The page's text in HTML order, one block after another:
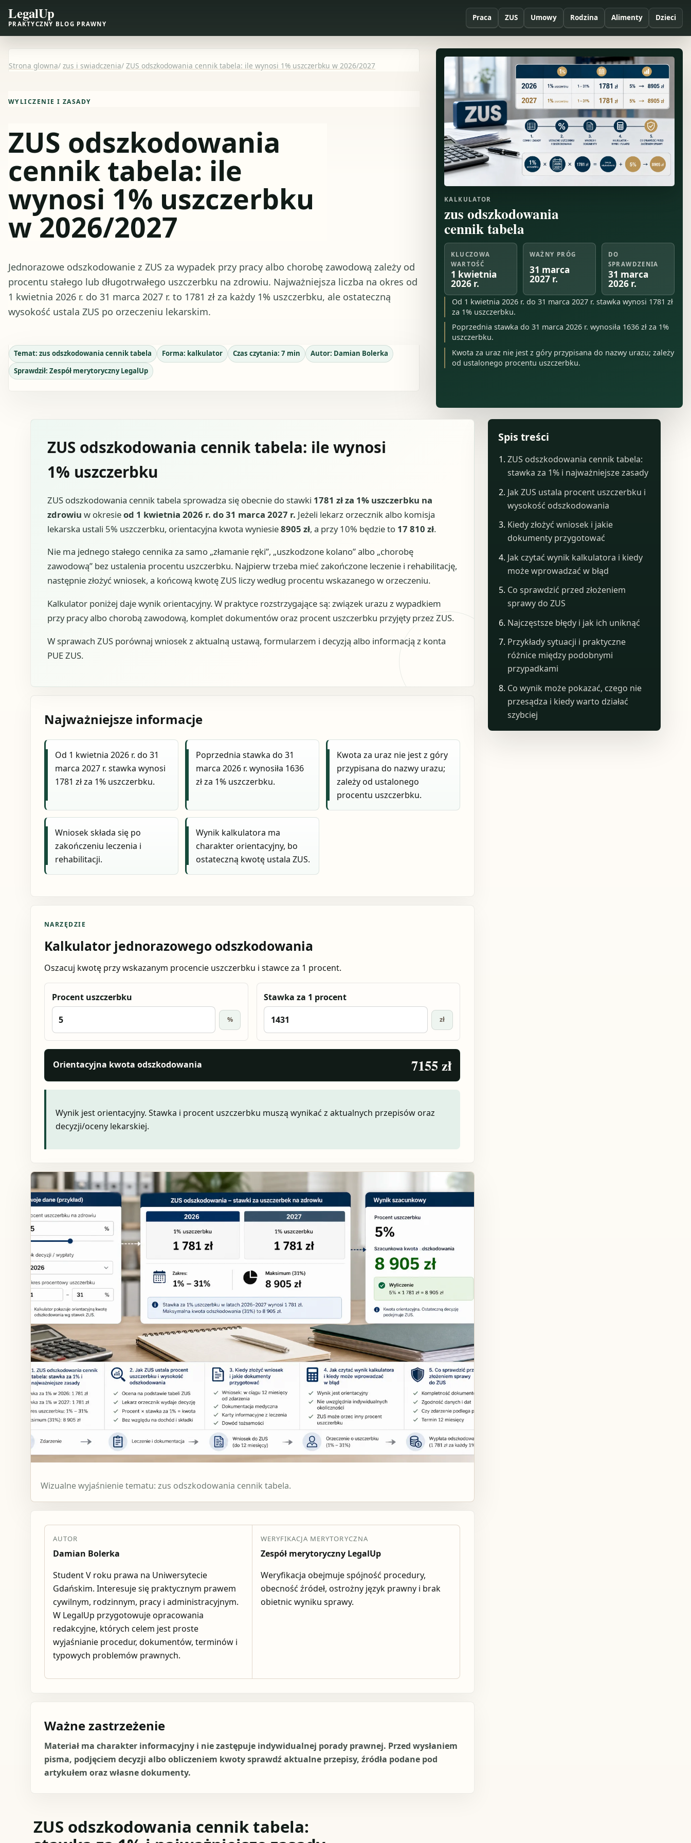
LegalUp
PRAKTYCZNY BLOG PRAWNY
Praca ZUS Umowy Rodzina Alimenty Dzieci
Strona glowna/ zus i swiadczenia/ ZUS odszkodowania cennik tabela: ile wynosi 1% uszczerbku w 2026/2027
WYLICZENIE I ZASADY
ZUS odszkodowania
cennik tabela: ile
wynosi 1% uszczerbku
w 2026/2027
Jednorazowe odszkodowanie z ZUS za wypadek przy pracy albo chorobę zawodową zależy od
procentu stałego lub długotrwałego uszczerbku na zdrowiu. Najważniejsza liczba na okres od
1 kwietnia 2026 r. do 31 marca 2027 r. to 1781 zł za każdy 1% uszczerbku, ale ostateczną
wysokość ustala ZUS po orzeczeniu lekarskim.
Temat: zus odszkodowania cennik tabela Forma: kalkulator Czas czytania: 7 min Autor: Damian Bolerka
Sprawdził: Zespół merytoryczny LegalUp
KALKULATOR
zus odszkodowania
cennik tabela
KLUCZOWA
WARTOŚĆ
1 kwietnia
2026 r.
WAŻNY PRÓG
31 marca
2027 r.
DO
SPRAWDZENIA
31 marca
2026 r.
Od 1 kwietnia 2026 r. do 31 marca 2027 r. stawka wynosi 1781 zł
za 1% uszczerbku.
Poprzednia stawka do 31 marca 2026 r. wynosiła 1636 zł za 1%
uszczerbku.
Kwota za uraz nie jest z góry przypisana do nazwy urazu; zależy
od ustalonego procentu uszczerbku.
ZUS odszkodowania cennik tabela: ile wynosi
1% uszczerbku
ZUS odszkodowania cennik tabela sprowadza się obecnie do stawki 1781 zł za 1% uszczerbku na
zdrowiu w okresieod 1 kwietnia 2026 r. do 31 marca 2027 r. Jeżeli lekarz orzecznik albo komisja
lekarska ustali 5% uszczerbku, orientacyjna kwota wyniesie8905 zł, a przy 10% będzie to 17 810 zł.
Nie ma jednego stałego cennika za samo „złamanie ręki”, „uszkodzone kolano” albo „chorobę
zawodową” bez ustalenia procentu uszczerbku. Najpierw trzeba mieć zakończone leczenie i rehabilitację,
następnie złożyć wniosek, a końcową kwotę ZUS liczy według procentu wskazanego w orzeczeniu.
Kalkulator poniżej daje wynik orientacyjny. W praktyce rozstrzygające są: związek urazu z wypadkiem
przy pracy albo chorobą zawodową, komplet dokumentów oraz procent uszczerbku przyjęty przez ZUS.
W sprawach ZUS porównaj wniosek z aktualną ustawą, formularzem i decyzją albo informacją z konta
PUE ZUS.
Najważniejsze informacje
Od 1 kwietnia 2026 r. do 31
marca 2027 r. stawka wynosi
1781 zł za 1% uszczerbku.
Poprzednia stawka do 31
marca 2026 r. wynosiła 1636
zł za 1% uszczerbku.
Kwota za uraz nie jest z góry
przypisana do nazwy urazu;
zależy od ustalonego
procentu uszczerbku.
Wniosek składa się po
zakończeniu leczenia i
rehabilitacji.
Wynik kalkulatora ma
charakter orientacyjny, bo
ostateczną kwotę ustala ZUS.
NARZĘDZIE
Kalkulator jednorazowego odszkodowania
Oszacuj kwotę przy wskazanym procencie uszczerbku i stawce za 1 procent.
Procent uszczerbku
%
Stawka za 1 procent
zł
Orientacyjna kwota odszkodowania 7155 zł
Wynik jest orientacyjny. Stawka i procent uszczerbku muszą wynikać z aktualnych przepisów oraz
decyzji/oceny lekarskiej.
Wizualne wyjaśnienie tematu: zus odszkodowania cennik tabela.
AUTOR
Damian Bolerka
Student V roku prawa na Uniwersytecie
Gdańskim. Interesuje się praktycznym prawem
cywilnym, rodzinnym, pracy i administracyjnym.
W LegalUp przygotowuje opracowania
redakcyjne, których celem jest proste
wyjaśnianie procedur, dokumentów, terminów i
typowych problemów prawnych.
WERYFIKACJA MERYTORYCZNA
Zespół merytoryczny LegalUp
Weryfikacja obejmuje spójność procedury,
obecność źródeł, ostrożny język prawny i brak
obietnic wyniku sprawy.
Ważne zastrzeżenie
Materiał ma charakter informacyjny i nie zastępuje indywidualnej porady prawnej. Przed wysłaniem
pisma, podjęciem decyzji albo obliczeniem kwoty sprawdź aktualne przepisy, źródła podane pod
artykułem oraz własne dokumenty.
ZUS odszkodowania cennik tabela:
Spis treści
ZUS odszkodowania cennik tabela:
stawka za 1% i najważniejsze zasady
Jak ZUS ustala procent uszczerbku i
wysokość odszkodowania
Kiedy złożyć wniosek i jakie
dokumenty przygotować
Jak czytać wynik kalkulatora i kiedy
może wprowadzać w błąd
Co sprawdzić przed złożeniem
sprawy do ZUS
Najczęstsze błędy i jak ich uniknąć
Przykłady sytuacji i praktyczne
różnice między podobnymi
przypadkami
Co wynik może pokazać, czego nie
przesądza i kiedy warto działać
szybciej